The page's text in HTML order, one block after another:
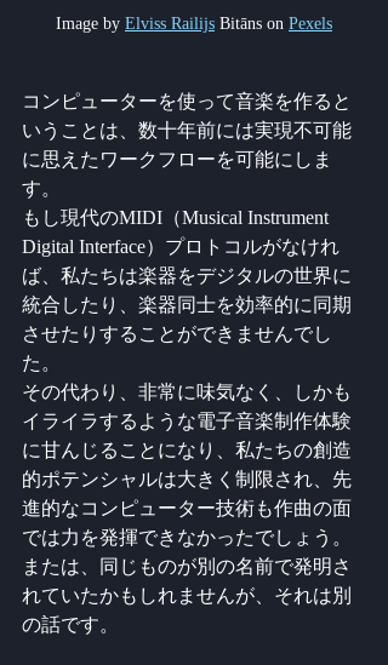
Image by Elviss Railijs Bitāns on Pexels
コンピューターを使って音楽を作ると
いうことは、数十年前には実現不可能
に思えたワークフローを可能にしま
す。
もし現代のMIDI（Musical Instrument
Digital Interface）プロトコルがなけれ
ば、私たちは楽器をデジタルの世界に
統合したり、楽器同士を効率的に同期
させたりすることができませんでし
た。
その代わり、非常に味気なく、しかも
イライラするような電子音楽制作体験
に甘んじることになり、私たちの創造
的ポテンシャルは大きく制限され、先
進的なコンピューター技術も作曲の面
では力を発揮できなかったでしょう。
または、同じものが別の名前で発明さ
れていたかもしれませんが、それは別
の話です。